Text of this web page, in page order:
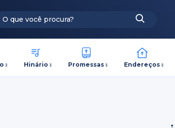
Hinário Promessas Endereços